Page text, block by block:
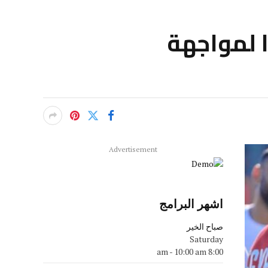
لمواجهة
Advertisement
اشهر البرامج
صباح الخير
Saturday
8:00 am
- 10:00 am